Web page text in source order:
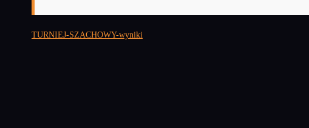
TURNIEJ-SZACHOWY-wyniki